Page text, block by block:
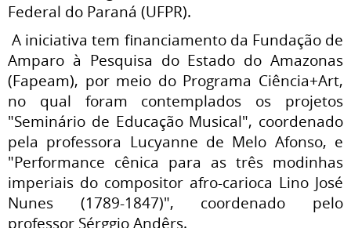
Federal do Paraná (UFPR).
A iniciativa tem financiamento da Fundação de
Amparo à Pesquisa do Estado do Amazonas
(Fapeam), por meio do Programa Ciência+Art,
no qual foram contemplados os projetos
"Seminário de Educação Musical", coordenado
pela professora Lucyanne de Melo Afonso, e
"Performance cênica para as três modinhas
imperiais do compositor afro-carioca Lino José
Nunes (1789-1847)", coordenado pelo
professor Sérggio Andêrs.